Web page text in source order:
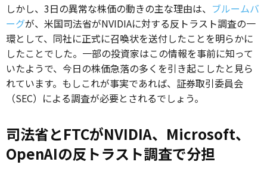
しかし、3日の異常な株価の動きの主な理由は、 ブルームバ
ーグが、米国司法省がNVIDIAに対する反トラスト調査の一
環として、同社に正式に召喚状を送付したことを明らかに
したことでした。一部の投資家はこの情報を事前に知って
いたようで、今日の株価急落の多くを引き起こしたと見ら
れています。もしこれが事実であれば、証券取引委員会
（SEC）による調査が必要とされるでしょう。
司法省とFTCがNVIDIA、Microsoft、
OpenAIの反トラスト調査で分担